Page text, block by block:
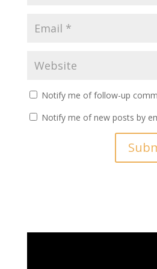
Notify me of follow-up
Notify me of new posts by